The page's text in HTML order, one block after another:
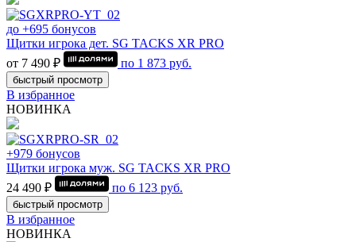
до +695 бонусов
Щитки игрока дет. SG TACKS XR PRO
от 7 490 ₽
по 1 873 руб.
быстрый просмотр
В избранное
НОВИНКА
+979 бонусов
Щитки игрока муж. SG TACKS XR PRO
24 490 ₽
по 6 123 руб.
быстрый просмотр
В избранное
НОВИНКА